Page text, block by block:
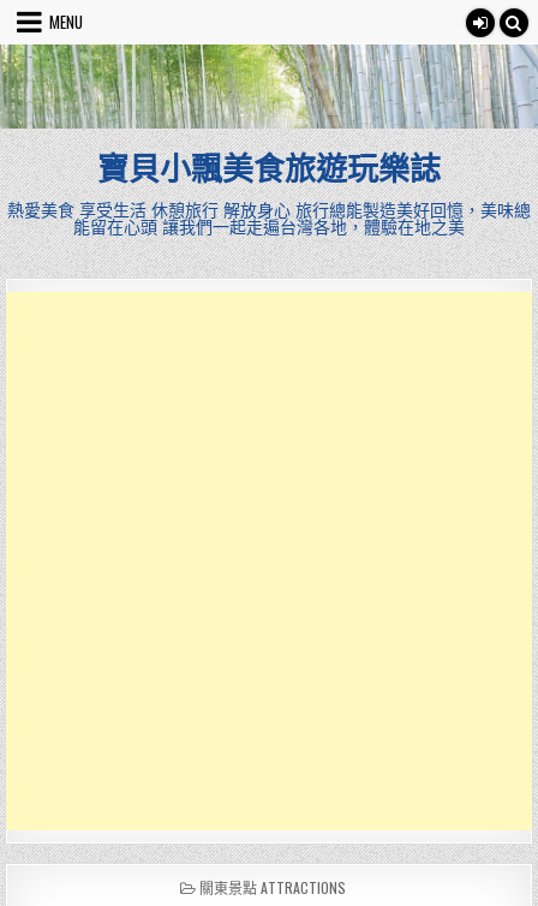
Skip
content
MENU
寶貝小飄美食旅遊玩樂誌
熱愛美食 享受生活 休憩旅行 解放身心 旅行總能製造美好回憶，美味總
能留在心頭 讓我們一起走遍台灣各地，體驗在地之美
POSTED
關東景點 ATTRACTIONS